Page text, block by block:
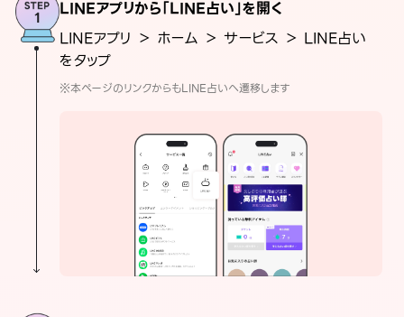
LINEアプリから「LINE占い」を開く
LINEアプリ ＞ ホーム ＞ サービス ＞ LINE占い
をタップ
※本ページのリンクからもLINE占いへ遷移します